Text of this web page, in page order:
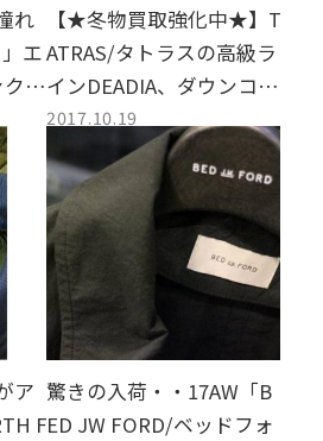
れ
エ
ス
【★冬物買取強化中★】T
ATRAS/タトラスの高級ラ
インDEADIA、ダウンコー
ト入荷致しました！【仙
川レディース館】
2017.10.19
ア
F
驚きの入荷・・17AW「B
ED JW FORD/ベッドフォ